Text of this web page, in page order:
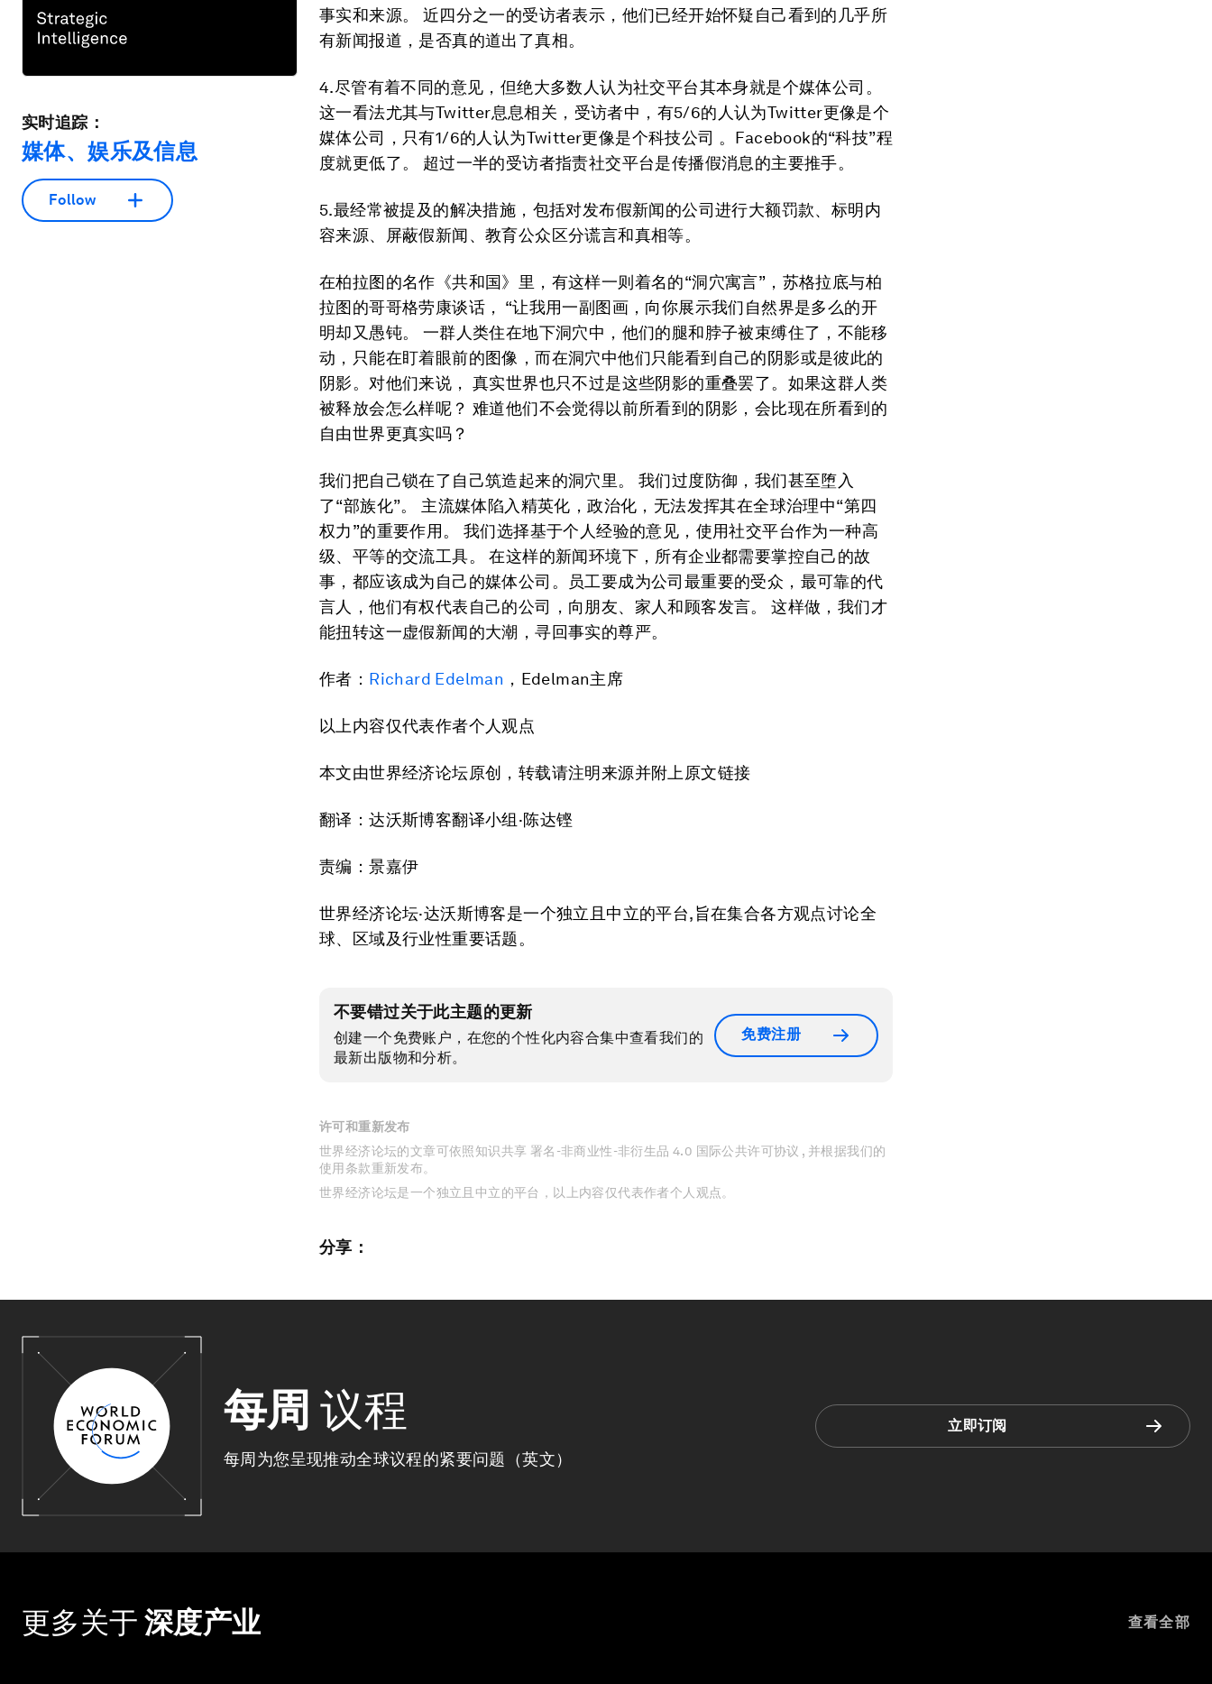
实时追踪：
媒体、娱乐及信息
Follow
事实和来源。 近四分之一的受访者表示，他们已经开始怀疑自己看到的几乎所
有新闻报道，是否真的道出了真相。
4.尽管有着不同的意见，但绝大多数人认为社交平台其本身就是个媒体公司。
这一看法尤其与Twitter息息相关，受访者中，有5/6的人认为Twitter更像是个
媒体公司，只有1/6的人认为Twitter更像是个科技公司 。Facebook的“科技”程
度就更低了。 超过一半的受访者指责社交平台是传播假消息的主要推手。
5.最经常被提及的解决措施，包括对发布假新闻的公司进行大额罚款、标明内
容来源、屏蔽假新闻、教育公众区分谎言和真相等。
在柏拉图的名作《共和国》里，有这样一则着名的“洞穴寓言”，苏格拉底与柏
拉图的哥哥格劳康谈话， “让我用一副图画，向你展示我们自然界是多么的开
明却又愚钝。 一群人类住在地下洞穴中，他们的腿和脖子被束缚住了，不能移
动，只能在盯着眼前的图像，而在洞穴中他们只能看到自己的阴影或是彼此的
阴影。对他们来说， 真实世界也只不过是这些阴影的重叠罢了。如果这群人类
被释放会怎么样呢？ 难道他们不会觉得以前所看到的阴影，会比现在所看到的
自由世界更真实吗？
我们把自己锁在了自己筑造起来的洞穴里。 我们过度防御，我们甚至堕入
了“部族化”。 主流媒体陷入精英化，政治化，无法发挥其在全球治理中“第四
权力”的重要作用。 我们选择基于个人经验的意见，使用社交平台作为一种高
级、平等的交流工具。 在这样的新闻环境下，所有企业都需要掌控自己的故
事，都应该成为自己的媒体公司。员工要成为公司最重要的受众，最可靠的代
言人，他们有权代表自己的公司，向朋友、家人和顾客发言。 这样做，我们才
能扭转这一虚假新闻的大潮，寻回事实的尊严。
作者： Richard Edelman ，Edelman主席
以上内容仅代表作者个人观点
本文由世界经济论坛原创，转载请注明来源并附上原文链接
翻译：达沃斯博客翻译小组·陈达铿
责编：景嘉伊
世界经济论坛·达沃斯博客是一个独立且中立的平台,旨在集合各方观点讨论全
球、区域及行业性重要话题。
不要错过关于此主题的更新
创建一个免费账户，在您的个性化内容合集中查看我们的
最新出版物和分析。
免费注册
许可和重新发布
世界经济论坛的文章可依照知识共享 署名-非商业性-非衍生品 4.0 国际公共许可协议 , 并根据我们的
使用条款重新发布。
世界经济论坛是一个独立且中立的平台，以上内容仅代表作者个人观点。
分享：
每周 议程
每周为您呈现推动全球议程的紧要问题（英文）
立即订阅
更多关于 深度产业 查看全部